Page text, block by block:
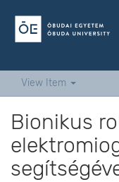
View Item
Bionikus